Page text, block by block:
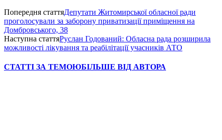
Попередня статтяДепутати Житомирської обласної ради
проголосували за заборону приватизації приміщення на
Домбровського, 38
Наступна статтяРуслан Годований: Обласна рада розширила
можливості лікування та реабілітації учасників АТО
СТАТТІ ЗА ТЕМОЮБІЛЬШЕ ВІД АВТОРА